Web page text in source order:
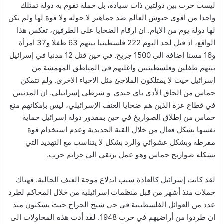
ليست حرب بين دولتين ذات سيادة، بل حملة تقوم به دولة تمتلك
واحدا من اقوى جيوش العالم ضد جماهير لا حوله ولا قوة لها ولم يكن
لها دولة يوم من الايام. ان ارقام الضحايا على الطرفين، تعكس هذا
الواقع، اذ قتل لحد اليوم 222 فلسطينيا بينهم 63 طفلا و37 امرأة
و16 مسنا إضافة الى 1500 جريح. في حين قتل 12 مدنيا في إسرائيل
بينهم طفلين وفلسطينيين واغلبهم في المناطق المهمشة من
إسرائيل حيث لا يمتلكون الملاجئ مثل الاحياء الاخرى. ولم تتمكن
حماس من الحاق الأذى باي جندي او شرطي إسرائيلي. ان المدنيين
في قطاع عزة الذين هم ضحايا العنف الإسرائيلي، ليس بإمكانهم منع
حماس من إطلاق الصواريخ في حين بمقدور دولة إسرائيل حماية
نفسها بشكل فعال من خلال القبة الحديدية وعدم استخدام قوة
مفرطة وبشكل عشوائي والرد بشكل لا يتناسب مع التهديد التي
تشكله صواريخ حماس وهو عمل يرتقي الى جرائم حرب.
لقد كانت إسرائيل كالعادة سبب اندلاع موجة العنف الحالية. فهناك
حملات منذ أشهر من قبل منظمات إسرائيلية من خلال المحاكم لطرد
عدد من العوائل الفلسطينية في حي شيخ الجراح حيث يسكنون منذ
ان طردوا من أراضيهم في حرب 1948. لقد أدت هذه المحاولات الى